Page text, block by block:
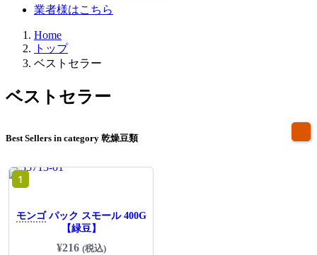
業者様はこちら
Home
トップ
ベストセラー
ベストセラー
Best Sellers in category 乾燥豆類
1
モンゴパック スモール 400G
【緑豆】
¥216 (税込)